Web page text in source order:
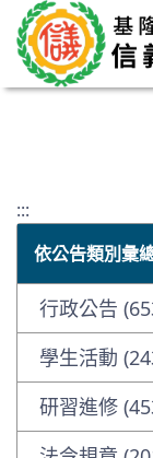
:::
依公告類別彙
行政公告
學生活動
研習進修